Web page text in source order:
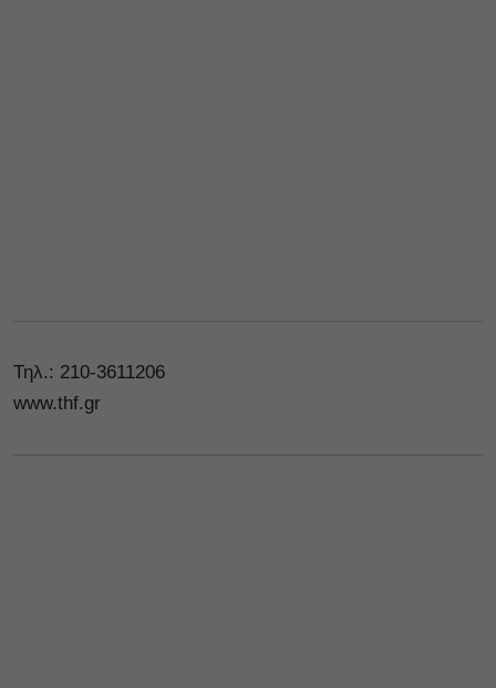
Τηλ.: 210-3611206
www.thf.gr